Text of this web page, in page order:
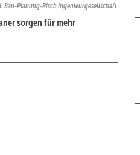
Bau-Planung-Risch Ingenieurgesellschaft
sorgen für mehr